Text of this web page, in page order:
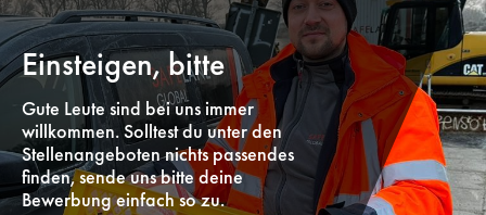
Einsteigen, bitte
Gute Leute sind bei uns immer
willkommen. Solltest du unter den
Stellenangeboten nichts passendes
finden, sende uns bitte deine
Bewerbung einfach so zu.